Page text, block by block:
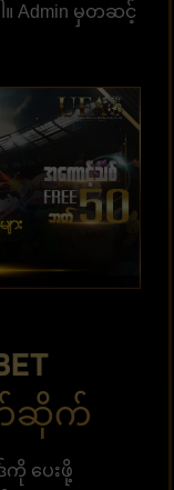
Admin မှတဆင့်
ဆိုက်
ပေးဖို့